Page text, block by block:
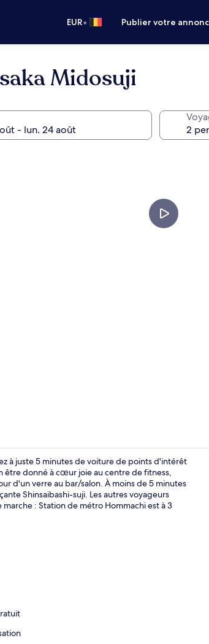
EUR• Publier votre
Midosuji
Couette en
à juste 5 minutes de voiture de points d'intérêt
être donné à cœur joie au centre de fitness,
d'un verre au bar/salon. À moins de 5 minutes
Shinsaibashi-suji. Les autres voyageurs
: Station de métro Hommachi est à 3